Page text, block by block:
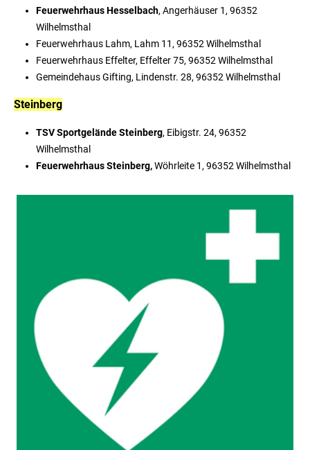
Feuerwehrhaus Hesselbach, Angerhäuser 1, 96352
Wilhelmsthal
Feuerwehrhaus Lahm, Lahm 11, 96352 Wilhelmsthal
Feuerwehrhaus Effelter, Effelter 75, 96352 Wilhelmsthal
Gemeindehaus Gifting, Lindenstr. 28, 96352 Wilhelmsthal
Steinberg
TSV Sportgelände Steinberg, Eibigstr. 24, 96352
Wilhelmsthal
Feuerwehrhaus Steinberg,Wöhrleite 1, 96352 Wilhelmsthal